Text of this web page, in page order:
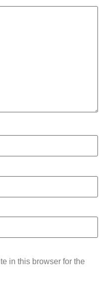
in this browser for the